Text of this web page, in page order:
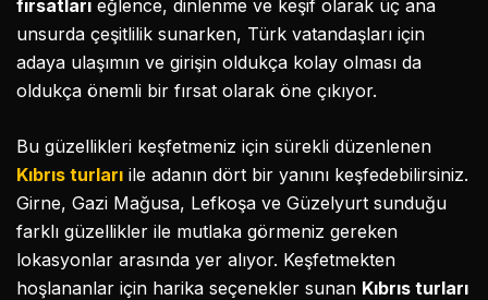
fırsatları eğlence, dinlenme ve keşif olarak üç ana
unsurda çeşitlilik sunarken, Türk vatandaşları için
adaya ulaşımın ve girişin oldukça kolay olması da
oldukça önemli bir fırsat olarak öne çıkıyor.
Bu güzellikleri keşfetmeniz için sürekli düzenlenen
Kıbrıs turları ile adanın dört bir yanını keşfedebilirsiniz.
Girne, Gazi Mağusa, Lefkoşa ve Güzelyurt sunduğu
farklı güzellikler ile mutlaka görmeniz gereken
lokasyonlar arasında yer alıyor. Keşfetmekten
hoşlananlar için harika seçenekler sunan Kıbrıs turları